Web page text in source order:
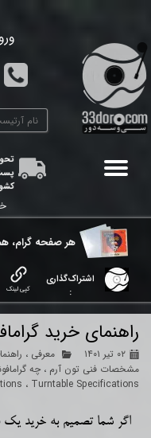
تغییر گذر واژه
سفارشات
هر ​صفحه گرام،
اشتراک‌گذاری
:
کپی لینک
راهنمای خرید
۰۲ تیر ۱۴۰۱ معرفی ،
مشخصات فنی تون آرم ، چه
، Turntable Specifications
اگر شما تصمیم به خرید یک